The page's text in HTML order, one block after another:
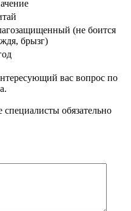
(не боится
брызг)
вас вопрос по
обязательно